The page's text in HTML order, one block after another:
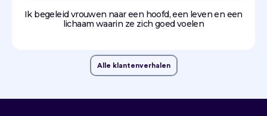
Ik begeleid vrouwen naar een hoofd, een leven en een
lichaam waarin ze zich goed voelen
Alle klantenverhalen